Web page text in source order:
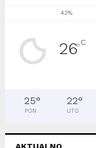
42%
26°C
25°
PON
22°
UTO